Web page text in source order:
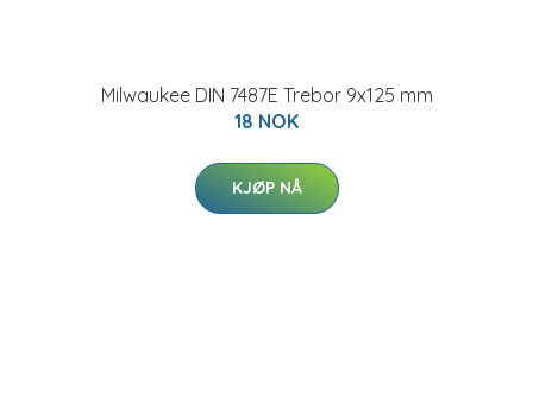
Milwaukee DIN 7487E Trebor 9x125 mm
18 NOK
KJØP NÅ